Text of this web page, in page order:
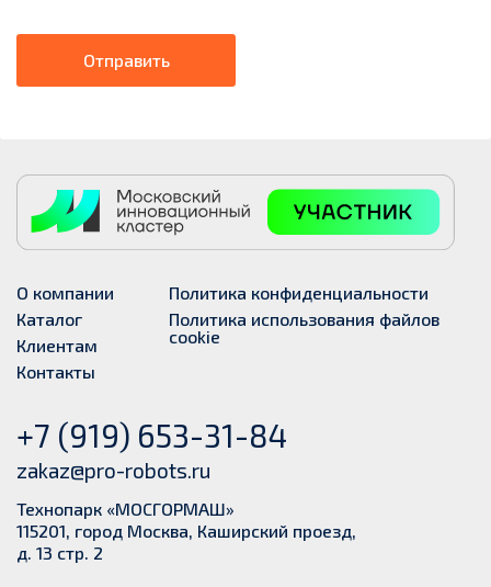
Отправить
О компании
Каталог
Клиентам
Контакты
Политика конфиденциальности
Политика использования файлов
cookie
+7 (919) 653-31-84
zakaz@pro-robots.ru
Технопарк «МОСГОРМАШ»
115201, город Москва, Каширский проезд,
д. 13 стр. 2